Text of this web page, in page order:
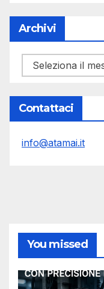
Archivi
Archivi
Contattaci
info@atamai.it
You missed